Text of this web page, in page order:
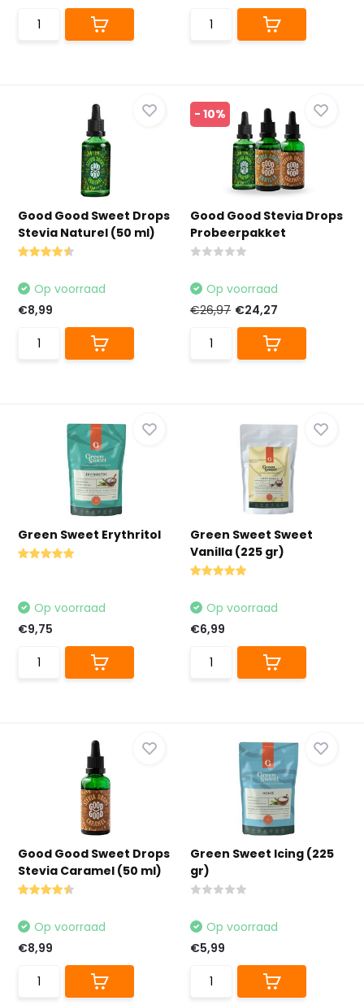
Good Good Sweet Drops
Stevia Naturel (50 ml)
Op voorraad
€8,99
- 10%
Good Good Stevia Drops
Probeerpakket
Op voorraad
€26,97 €24,27
Green Sweet Erythritol
Op voorraad
€9,75
Green Sweet Sweet
Vanilla (225 gr)
Op voorraad
€6,99
Good Good Sweet Drops
Stevia Caramel (50 ml)
Op voorraad
€8,99
Green Sweet Icing (225
gr)
Op voorraad
€5,99